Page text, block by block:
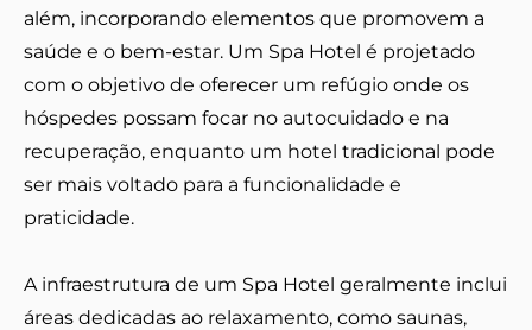
além, incorporando elementos que promovem a
saúde e o bem-estar. Um Spa Hotel é projetado
com o objetivo de oferecer um refúgio onde os
hóspedes possam focar no autocuidado e na
recuperação, enquanto um hotel tradicional pode
ser mais voltado para a funcionalidade e
praticidade.
A infraestrutura de um Spa Hotel geralmente inclui
áreas dedicadas ao relaxamento, como saunas,